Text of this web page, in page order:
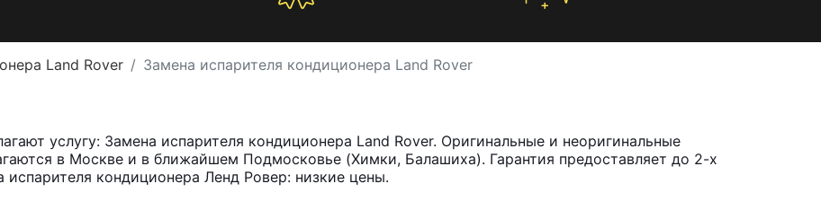
Land Rover Замена испарителя кондиционера Land Rover
услугу: Замена испарителя кондиционера Land Rover. Оригинальные и неоригинальные
в Москве и в ближайшем Подмосковье (Химки, Балашиха). Гарантия предоставляет до 2-х
кондиционера Ленд Ровер: низкие цены.